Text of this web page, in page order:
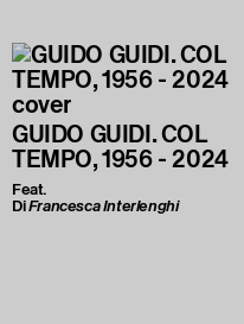
GUIDO GUIDI. COL
TEMPO, 1956 - 2024
Feat.
DiFrancesca Interlenghi